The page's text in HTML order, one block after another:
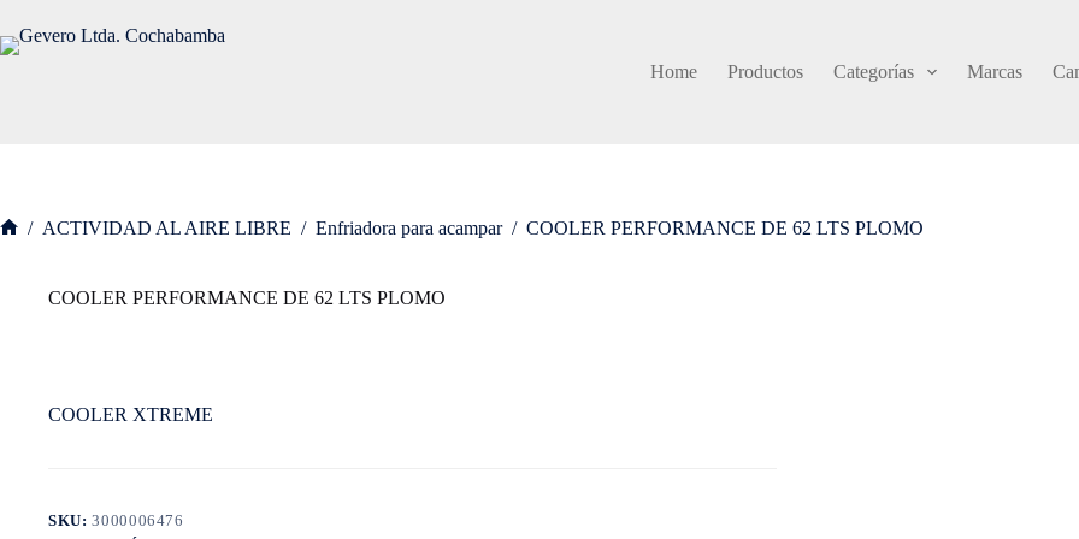
contenido
Home
Productos Categorías Marcas
/ ACTIVIDAD AL AIRE LIBRE / Enfriadora para acampar / COOLER PERFORMANCE DE 62 LTS PLOMO
COOLER PERFORMANCE DE 62 LTS PLOMO
COOLER XTREME
SKU:3000006476